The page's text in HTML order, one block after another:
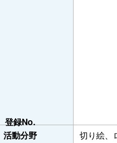
登録No.
活動分野
切り絵、